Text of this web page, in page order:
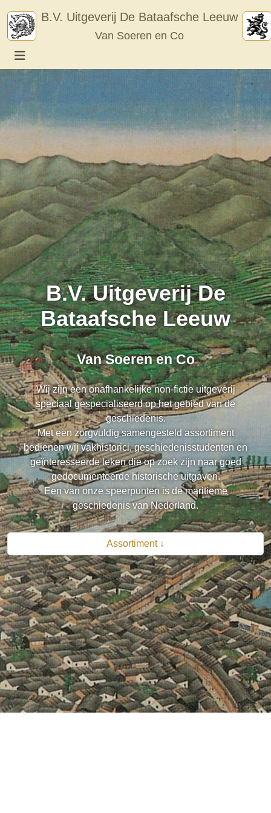
content
B.V. Uitgeverij De Bataafsche Leeuw
Van Soeren en Co
B.V. Uitgeverij De
Bataafsche Leeuw
Van Soeren en Co
Wij zijn een onafhankelijke non-fictie uitgeverij
speciaal gespecialiseerd op het gebied van de
geschiedenis.
Met een zorgvuldig samengesteld assortiment
bedienen wij vakhistorici, geschiedenisstudenten en
geïnteresseerde leken die op zoek zijn naar goed
gedocumenteerde historische uitgaven.
Een van onze speerpunten is de maritieme
geschiedenis van Nederland.
Assortiment ↓